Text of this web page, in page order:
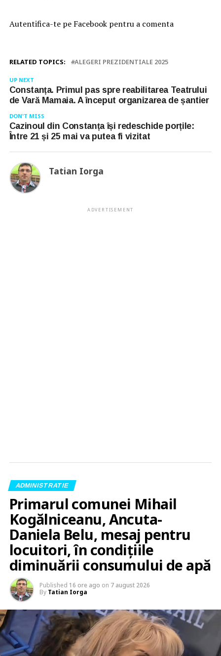
Autentifica-te pe Facebook pentru a comenta
RELATED TOPICS: ALEGERI PREZIDENTIALE 2025
UP NEXT
Constanța. Primul pas spre reabilitarea Teatrului
de Vară Mamaia. A început organizarea de șantier
DON'T MISS
Cazinoul din Constanța își redeschide porțile:
Între 21 și 25 mai va putea fi vizitat
Tatian Iorga
ADVERTISEMENT
ADMINISTRATIE
Primarul comunei Mihail
Kogălniceanu, Ancuta-
Daniela Belu, mesaj pentru
locuitori, în condițiile
diminuării consumului de apă
Published 16 ore ago on 7 august 2026
By Tatian Iorga